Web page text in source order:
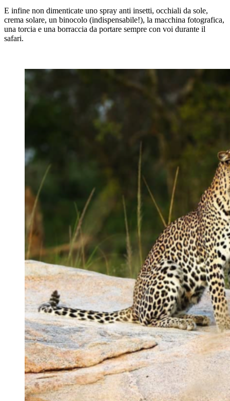
E infine non dimenticate uno spray anti insetti, occhiali da sole,
crema solare, un binocolo (indispensabile!), la macchina fotografica,
una torcia e una borraccia da portare sempre con voi durante il
safari.